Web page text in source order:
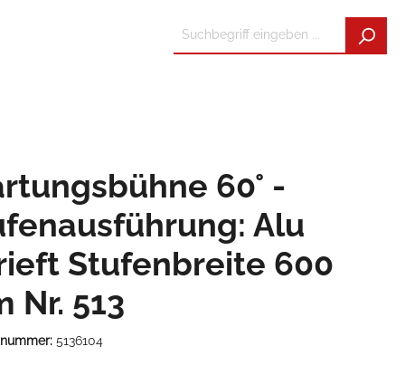
60° -
Alu
Stufenbreite 600
Nr. 513
5136104